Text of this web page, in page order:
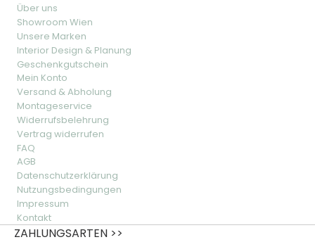
Über uns
Showroom Wien
Unsere Marken
Interior Design & Planung
Geschenkgutschein
Mein Konto
Versand & Abholung
Montageservice
Widerrufsbelehrung
Vertrag widerrufen
FAQ
AGB
Datenschutzerklärung
Nutzungsbedingungen
Impressum
Kontakt
ZAHLUNGSARTEN >>